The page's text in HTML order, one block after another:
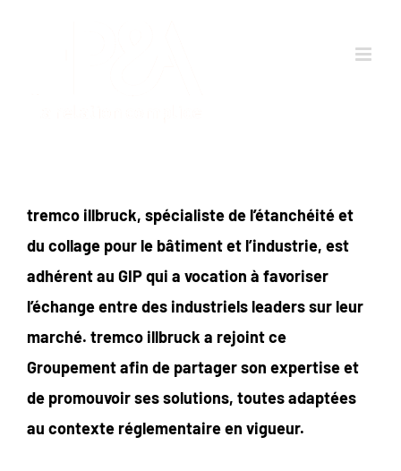
tremco illbruck, spécialiste de l’étanchéité et
du collage pour le bâtiment et l’industrie, est
adhérent au GIP qui a vocation à favoriser
l’échange entre des industriels leaders sur leur
marché. tremco illbruck a rejoint ce
Groupement afin de partager son expertise et
de promouvoir ses solutions, toutes adaptées
au contexte réglementaire en vigueur.